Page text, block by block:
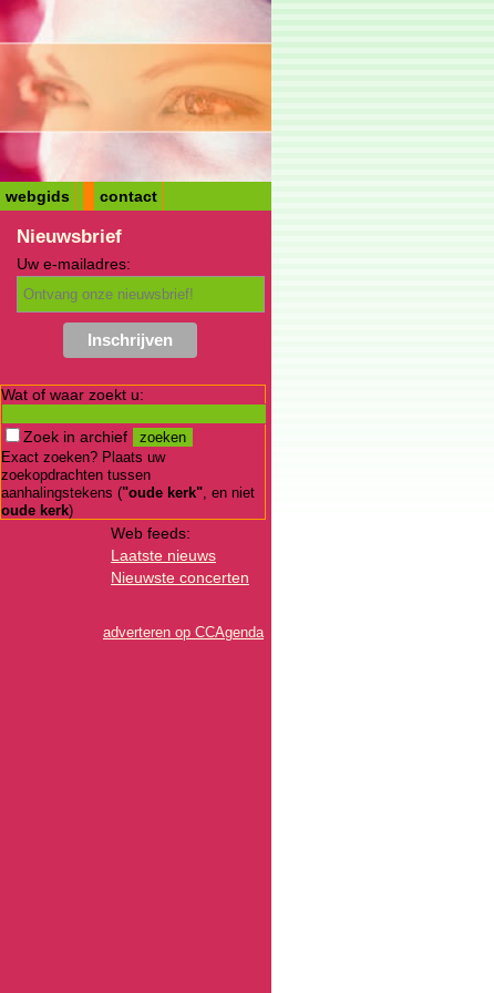
webgids contact
Nieuwsbrief
Uw e-mailadres:
Wat of waar zoekt u:
Zoek in archief
Exact zoeken? Plaats uw
zoekopdrachten tussen
aanhalingstekens ("oude kerk", en niet
oude kerk)
Web feeds:
Laatste nieuws
Nieuwste concerten
adverteren op CCAgenda